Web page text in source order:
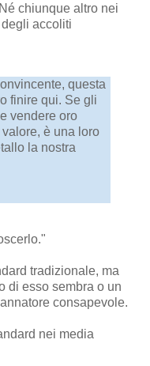
chiunque altro nei
accoliti
questa
finire qui. Se gli
vendere oro
è una loro
la nostra
tradizionale, ma
di esso sembra o un
consapevole.
nei media